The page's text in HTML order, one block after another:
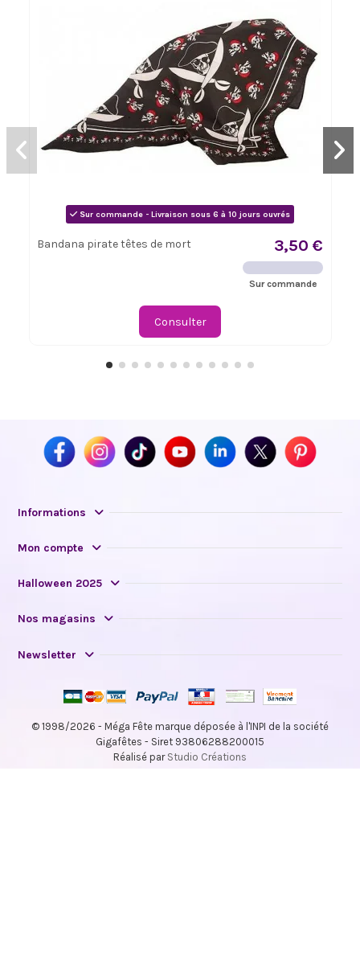
Sur commande - Livraison sous 6 à 10 jours ouvrés
Bandana pirate têtes de mort 3,50 €
Sur commande
Consulter
Informations
Mon compte
Halloween 2025
Nos magasins
Newsletter
© 1998/2026 - Méga Fête marque déposée à l'INPI de la société
Gigafêtes - Siret 93806288200015
Réalisé par Studio Créations